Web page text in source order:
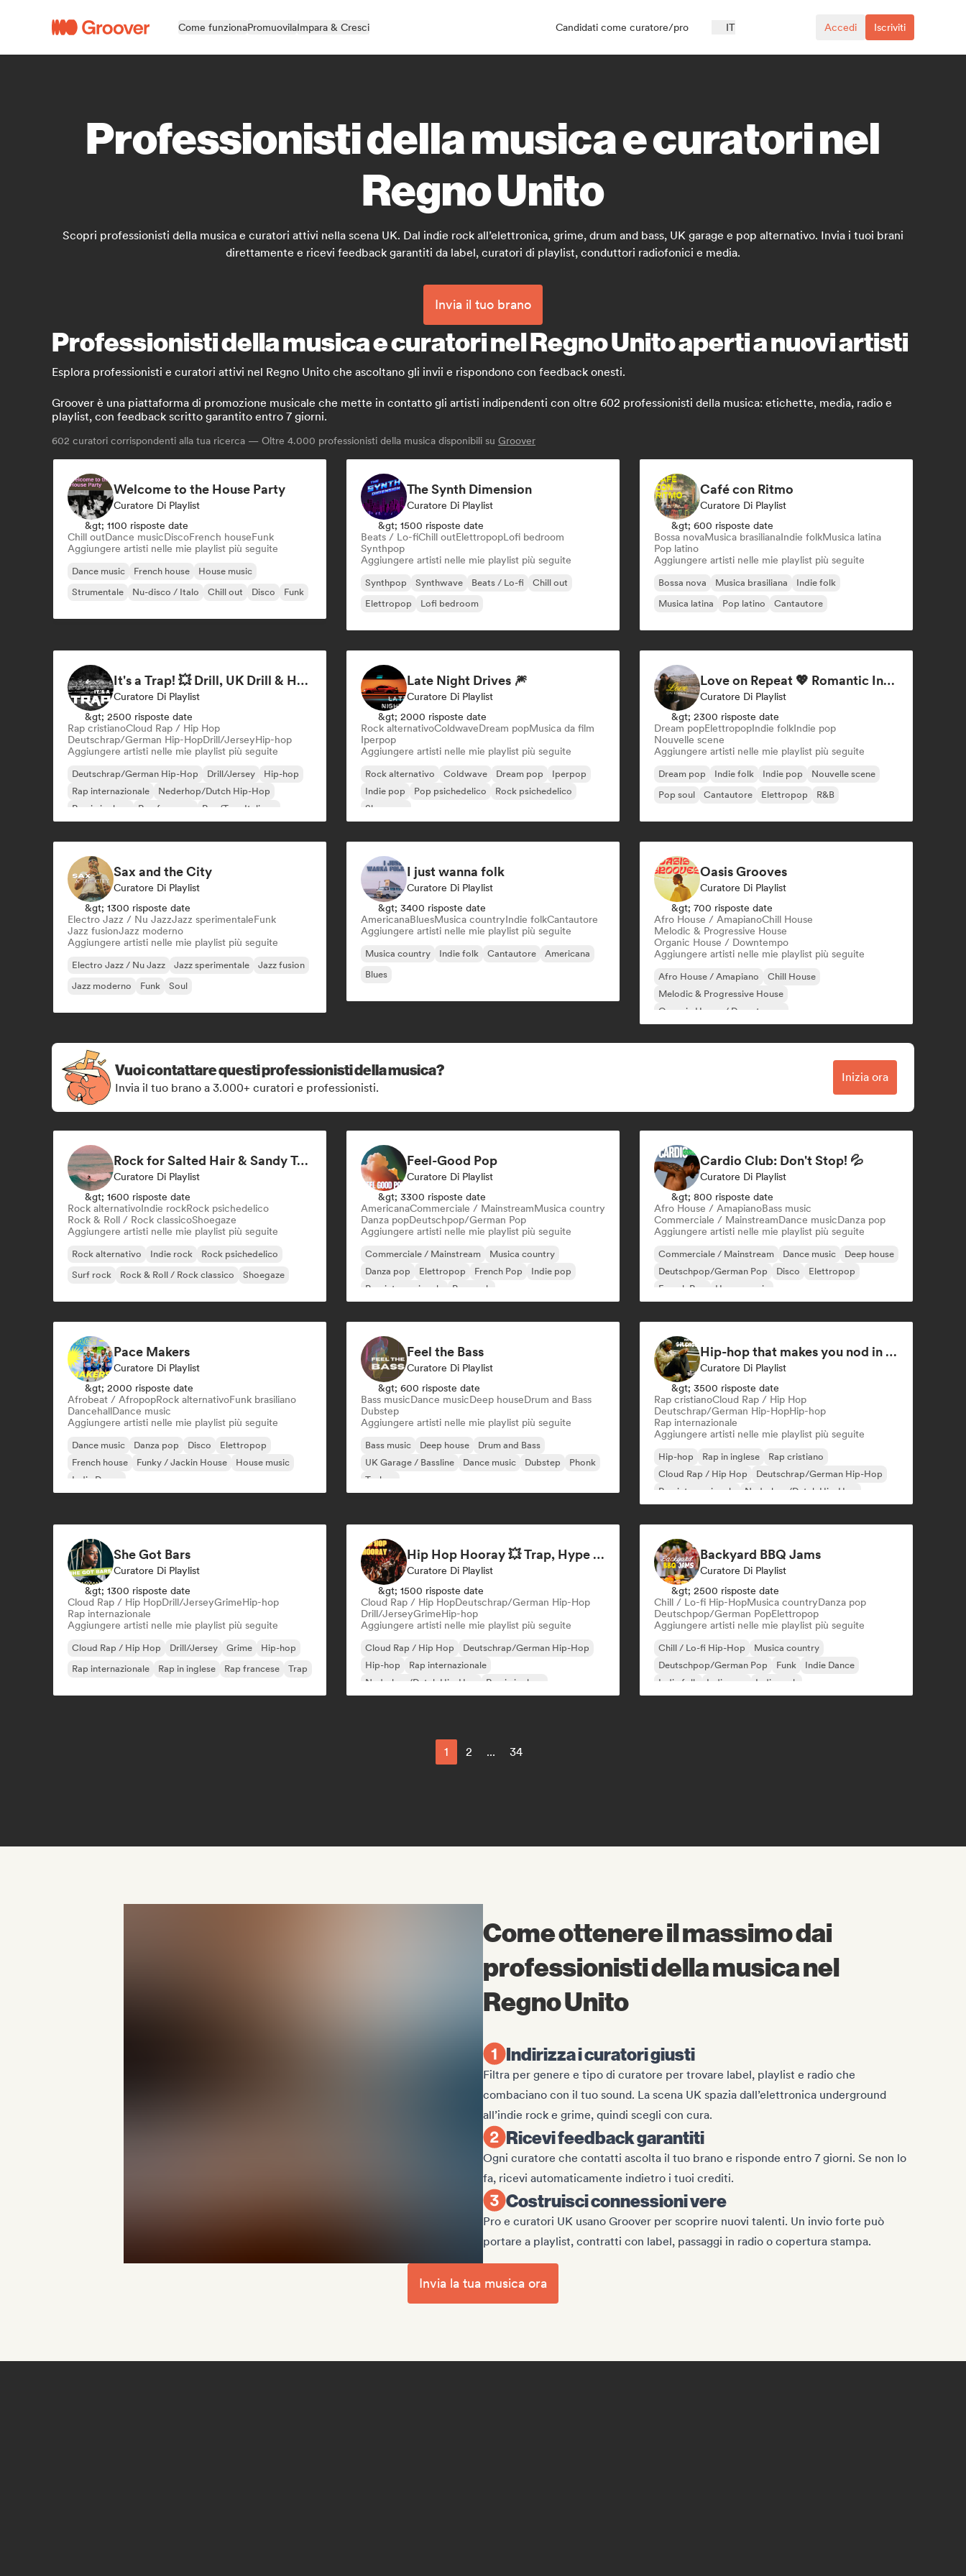
Come funzionaPromuovilaImpara & Cresci Candidati come curatore/pro IT Accedi Iscriviti
Professionisti della musica e curatori nel
Regno Unito
Scopri professionisti della musica e curatori attivi nella scena UK. Dal indie rock all’elettronica, grime, drum and bass, UK garage e pop alternativo. Invia i tuoi brani
direttamente e ricevi feedback garantiti da label, curatori di playlist, conduttori radiofonici e media.
Invia il tuo brano
Professionisti della musica e curatori nel Regno Unito aperti a nuovi artisti
Esplora professionisti e curatori attivi nel Regno Unito che ascoltano gli invii e rispondono con feedback onesti.
Groover è una piattaforma di promozione musicale che mette in contatto gli artisti indipendenti con oltre 602 professionisti della musica: etichette, media, radio e
playlist, con feedback scritto garantito entro 7 giorni.
602 curatori corrispondenti alla tua ricerca — Oltre 4.000 professionisti della musica disponibili su Groover
Welcome to the House Party
Curatore Di Playlist
&gt; 1100 risposte date
Chill outDance musicDiscoFrench houseFunk
Aggiungere artisti nelle mie playlist più seguite
Dance music French house
House music
Strumentale
Nu-disco / Italo Chill out Disco Funk
The Synth Dimension
Curatore Di Playlist
&gt; 1500 risposte date
Beats / Lo-fiChill outElettropopLofi bedroom
Synthpop
Aggiungere artisti nelle mie playlist più seguite
Synthpop Synthwave Beats / Lo-fi
Chill out
Elettropop
Lofi bedroom
Café con Ritmo
Curatore Di Playlist
&gt; 600 risposte date
Bossa novaMusica brasilianaIndie folkMusica latina
Pop latino
Aggiungere artisti nelle mie playlist più seguite
Bossa nova Musica brasiliana
Indie folk
Musica latina
Pop latino Cantautore
It's a Trap! 💥 Drill, UK Drill & Hard-Hitting Trap
Curatore Di Playlist
&gt; 2500 risposte date
Rap cristianoCloud Rap / Hip Hop
Deutschrap/German Hip-HopDrill/JerseyHip-hop
Aggiungere artisti nelle mie playlist più seguite
Deutschrap/German Hip-Hop Drill/Jersey
Hip-hop
Rap internazionale
Nederhop/Dutch Hip-Hop
Rap in inglese
Rap francese Rap/Trap Italiano
Late Night Drives 🎆
Curatore Di Playlist
&gt; 2000 risposte date
Rock alternativoColdwaveDream popMusica da film
Iperpop
Aggiungere artisti nelle mie playlist più seguite
Rock alternativo Coldwave Dream pop
Iperpop
Indie pop
Pop psichedelico
Rock psichedelico
Shoegaze
Love on Repeat 💖 Romantic Indie Pop, Neo Soul & Singer-Songwriter
Curatore Di Playlist
&gt; 2300 risposte date
Dream popElettropopIndie folkIndie pop
Nouvelle scene
Aggiungere artisti nelle mie playlist più seguite
Dream pop Indie folk Indie pop
Nouvelle scene
Pop soul
Cantautore Elettropop R&B
Sax and the City
Curatore Di Playlist
&gt; 1300 risposte date
Electro Jazz / Nu JazzJazz sperimentaleFunk
Jazz fusionJazz moderno
Aggiungere artisti nelle mie playlist più seguite
Electro Jazz / Nu Jazz Jazz sperimentale
Jazz fusion
Jazz moderno
Funk Soul
I just wanna folk
Curatore Di Playlist
&gt; 3400 risposte date
AmericanaBluesMusica countryIndie folkCantautore
Aggiungere artisti nelle mie playlist più seguite
Musica country Indie folk Cantautore
Americana
Blues
Oasis Grooves
Curatore Di Playlist
&gt; 700 risposte date
Afro House / AmapianoChill House
Melodic & Progressive House
Organic House / Downtempo
Aggiungere artisti nelle mie playlist più seguite
Afro House / Amapiano
Chill House
Melodic & Progressive House
Organic House / Downtempo
Vuoi contattare questi professionisti della musica?
Invia il tuo brano a 3.000+ curatori e professionisti.
Inizia ora
Rock for Salted Hair & Sandy Toes
Curatore Di Playlist
&gt; 1600 risposte date
Rock alternativoIndie rockRock psichedelico
Rock & Roll / Rock classicoShoegaze
Aggiungere artisti nelle mie playlist più seguite
Rock alternativo Indie rock
Rock psichedelico
Surf rock
Rock & Roll / Rock classico Shoegaze
Feel-Good Pop
Curatore Di Playlist
&gt; 3300 risposte date
AmericanaCommerciale / MainstreamMusica country
Danza popDeutschpop/German Pop
Aggiungere artisti nelle mie playlist più seguite
Commerciale / Mainstream
Musica country
Danza pop
Elettropop French Pop
Indie pop
Pop internazionale
Pop rock
Cardio Club: Don't Stop! 💦
Curatore Di Playlist
&gt; 800 risposte date
Afro House / AmapianoBass music
Commerciale / MainstreamDance musicDanza pop
Aggiungere artisti nelle mie playlist più seguite
Commerciale / Mainstream Dance music
Deep house
Deutschpop/German Pop
Disco
Elettropop
French Pop
House music
Pace Makers
Curatore Di Playlist
&gt; 2000 risposte date
Afrobeat / AfropopRock alternativoFunk brasiliano
DancehallDance music
Aggiungere artisti nelle mie playlist più seguite
Dance music Danza pop Disco
Elettropop
French house
Funky / Jackin House
House music
Indie Dance
Feel the Bass
Curatore Di Playlist
&gt; 600 risposte date
Bass musicDance musicDeep houseDrum and Bass
Dubstep
Aggiungere artisti nelle mie playlist più seguite
Bass music Deep house
Drum and Bass
UK Garage / Bassline
Dance music Dubstep
Phonk
Techno
Hip-hop that makes you nod in silence
Curatore Di Playlist
&gt; 3500 risposte date
Rap cristianoCloud Rap / Hip Hop
Deutschrap/German Hip-HopHip-hop
Rap internazionale
Aggiungere artisti nelle mie playlist più seguite
Hip-hop Rap in inglese
Rap cristiano
Cloud Rap / Hip Hop
Deutschrap/German Hip-Hop
Rap internazionale
Nederhop/Dutch Hip-Hop
She Got Bars
Curatore Di Playlist
&gt; 1300 risposte date
Cloud Rap / Hip HopDrill/JerseyGrimeHip-hop
Rap internazionale
Aggiungere artisti nelle mie playlist più seguite
Cloud Rap / Hip Hop Drill/Jersey Grime
Hip-hop
Rap internazionale
Rap in inglese Rap francese Trap
Hip Hop Hooray 💥 Trap, Hype & Party Rap Bangers
Curatore Di Playlist
&gt; 1500 risposte date
Cloud Rap / Hip HopDeutschrap/German Hip-Hop
Drill/JerseyGrimeHip-hop
Aggiungere artisti nelle mie playlist più seguite
Cloud Rap / Hip Hop
Deutschrap/German Hip-Hop
Hip-hop
Rap internazionale
Nederhop/Dutch Hip-Hop
Rap in inglese
Backyard BBQ Jams
Curatore Di Playlist
&gt; 2500 risposte date
Chill / Lo-fi Hip-HopMusica countryDanza pop
Deutschpop/German PopElettropop
Aggiungere artisti nelle mie playlist più seguite
Chill / Lo-fi Hip-Hop
Musica country
Deutschpop/German Pop
Funk
Indie Dance
Indie folk
Indie pop Indie rock
1 2 ... 34
Come ottenere il massimo dai
professionisti della musica nel
Regno Unito
Indirizza i curatori giusti
Filtra per genere e tipo di curatore per trovare label, playlist e radio che
combaciano con il tuo sound. La scena UK spazia dall’elettronica underground
all’indie rock e grime, quindi scegli con cura.
Ricevi feedback garantiti
Ogni curatore che contatti ascolta il tuo brano e risponde entro 7 giorni. Se non lo
fa, ricevi automaticamente indietro i tuoi crediti.
Costruisci connessioni vere
Pro e curatori UK usano Groover per scoprire nuovi talenti. Un invio forte può
portare a playlist, contratti con label, passaggi in radio o copertura stampa.
Invia la tua musica ora